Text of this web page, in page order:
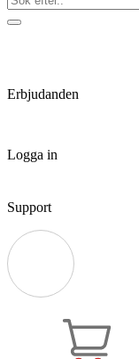
Erbjudanden
Logga in
Support